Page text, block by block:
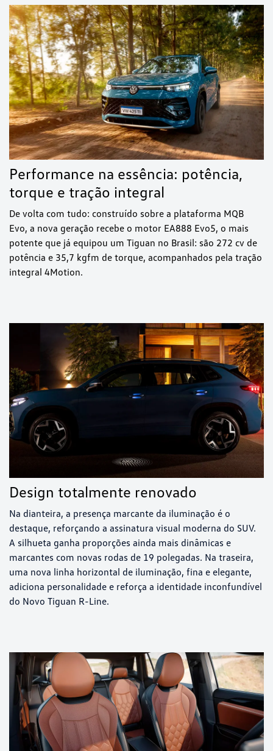
Performance na essência: potência,
torque e tração integral
De volta com tudo: construído sobre a plataforma MQB
Evo, a nova geração recebe o motor EA888 Evo5, o mais
potente que já equipou um Tiguan no Brasil: são 272 cv de
potência e 35,7 kgfm de torque, acompanhados pela tração
integral 4Motion.
Design totalmente renovado
Na dianteira, a presença marcante da iluminação é o
destaque, reforçando a assinatura visual moderna do SUV.
A silhueta ganha proporções ainda mais dinâmicas e
marcantes com novas rodas de 19 polegadas. Na traseira,
uma nova linha horizontal de iluminação, fina e elegante,
adiciona personalidade e reforça a identidade inconfundível
do Novo Tiguan R-Line.